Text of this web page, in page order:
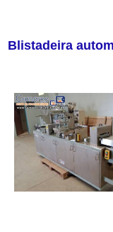
Blistadeira